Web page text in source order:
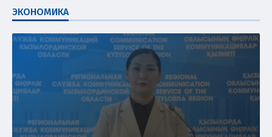
ЭКОНОМИКА